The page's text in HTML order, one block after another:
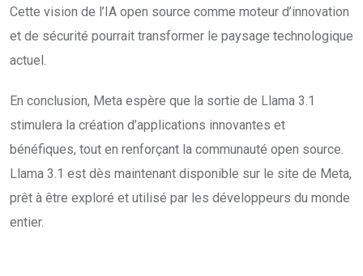
Cette vision de l’IA open source comme moteur d’innovation
et de sécurité pourrait transformer le paysage technologique
actuel.
En conclusion, Meta espère que la sortie de Llama 3.1
stimulera la création d’applications innovantes et
bénéfiques, tout en renforçant la communauté open source.
Llama 3.1 est dès maintenant disponible sur le site de Meta,
prêt à être exploré et utilisé par les développeurs du monde
entier.